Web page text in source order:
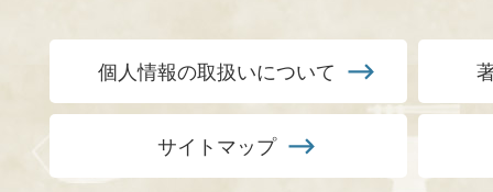
個人情報の取扱いについて
サイトマップ